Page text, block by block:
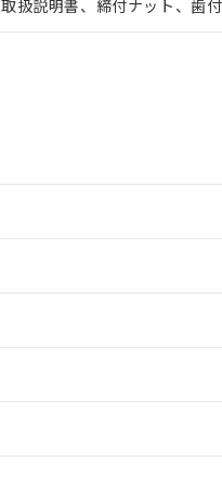
取扱説明書、締付ナット、歯